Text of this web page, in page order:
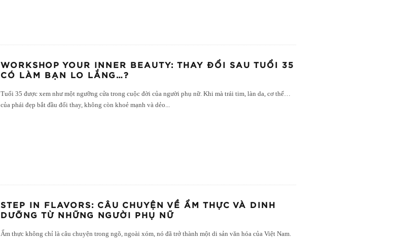
WORKSHOP YOUR INNER BEAUTY: THAY ĐỔI SAU TUỔI 35
CÓ LÀM BẠN LO LẮNG…?
Tuổi 35 được xem như một ngưỡng cửa trong cuộc đời của người phụ nữ. Khi mà trái tim, làn da, cơ thể…
của phái đẹp bắt đầu đổi thay, không còn khoẻ mạnh và dẻo...
STEP IN FLAVORS: CÂU CHUYỆN VỀ ẨM THỰC VÀ DINH
DƯỠNG TỪ NHỮNG NGƯỜI PHỤ NỮ
Ẩm thực không chỉ là câu chuyện trong ngõ, ngoài xóm, nó đã trở thành một di sản văn hóa của Việt Nam.